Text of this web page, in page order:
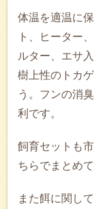
体温を適温に
ト、ヒーター
ルター、エサ
樹上性のトカ
う。フンの消
利です。
飼育セットも
ちらでまとめ
また餌に関し